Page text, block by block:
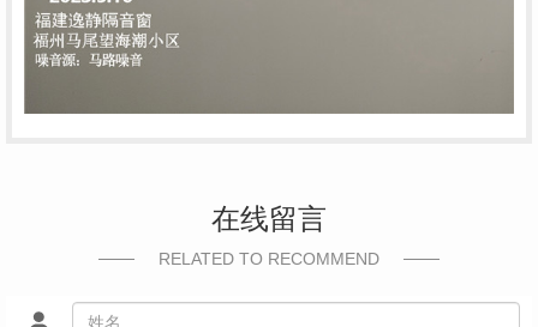
在线留言
RELATED TO RECOMMEND